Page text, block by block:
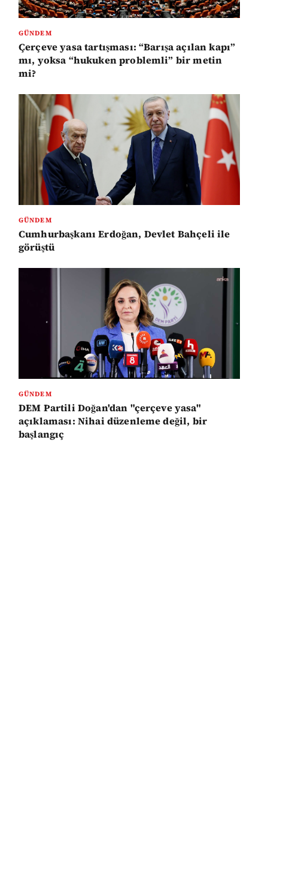
GÜNDEM
Çerçeve yasa tartışması: “Barışa açılan kapı”
mı, yoksa “hukuken problemli” bir metin
mi?
GÜNDEM
Cumhurbaşkanı Erdoğan, Devlet Bahçeli ile
görüştü
GÜNDEM
DEM Partili Doğan'dan "çerçeve yasa"
açıklaması: Nihai düzenleme değil, bir
başlangıç